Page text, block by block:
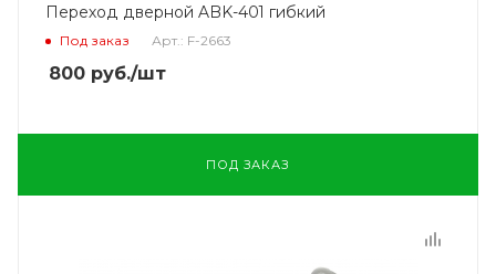
Переход дверной ABK-401 гибкий
Под заказ Арт.: F-2663
800 руб./шт
ПОД ЗАКАЗ